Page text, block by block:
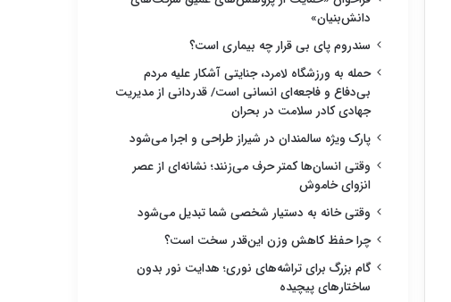
دانش‌بنیان»
سندروم پای بی قرار چه بیماری است؟
حمله به ورزشگاه لامرد، جنایتی آشکار علیه مردم
بی‌دفاع و فاجعه‌ای انسانی است/ قدردانی از مدیریت
جهادی کادر سلامت در بحران
پارک ویژه سالمندان در شیراز طراحی و اجرا می‌شود
وقتی انسان‌ها کمتر حرف می‌زنند؛ نشانه‌ای از عصر
انزوای خاموش
وقتی خانه به دستیار شخصی شما تبدیل می‌شود
چرا حفظ کاهش وزن این‌قدر سخت است؟
گام بزرگ برای تراشه‌های نوری؛ هدایت نور بدون
ساختارهای پیچیده